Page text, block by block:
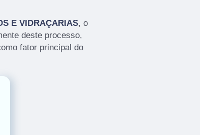
E VIDRAÇARIAS, o
deste processo,
fator principal do